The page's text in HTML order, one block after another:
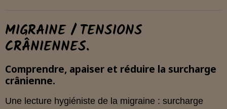
MIGRAINE / TENSIONS
CRÂNIENNES.
Comprendre, apaiser et réduire la surcharge
crânienne.
Une lecture hygiéniste de la migraine : surcharge